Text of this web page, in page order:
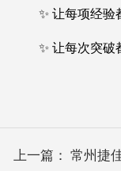
✨ 让每项经验
✨ 让每次突破
上一篇：常州捷佳创精